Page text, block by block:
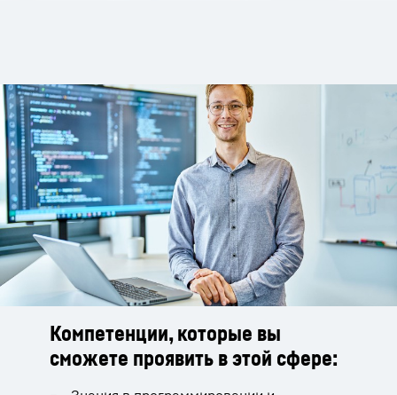
Компетенции, которые вы
сможете проявить в этой сфере: